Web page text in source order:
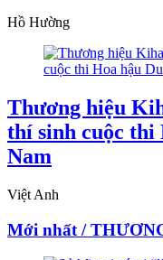
Hồ Hường
Thương hiệu
thí sinh cuộc thi
Nam
Việt Anh
Mới nhất /